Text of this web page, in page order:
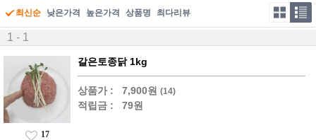
최신순 낮은가격 높은가격 상품명 최다리뷰
1 - 1
갈은토종닭 1kg
상품가 : 7,900원 (14)
적립금 : 79원
17